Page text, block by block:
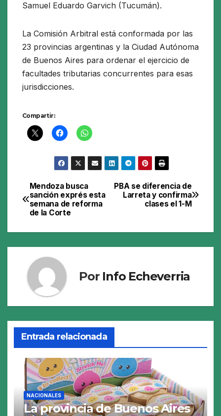
Samuel Eduardo Garvich (Tucumán).
La Comisión Arbitral está conformada por las
23 provincias argentinas y la Ciudad Autónoma
de Buenos Aires para ordenar el ejercicio de
facultades tributarias concurrentes para esas
jurisdicciones.
Compartir:
Navegación
de
entradas
PBA se diferencia de
Larreta y confirma
clases el 1-M
Mendoza busca
sanción exprés esta
semana de reforma
de la Corte
Por Info Echeverria
Entrada relacionada
NACIONALES
La provincia de Buenos Aires